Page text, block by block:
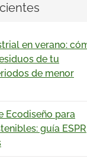
en verano:
de tu
de menor
Ecodiseño para
guía ESPR